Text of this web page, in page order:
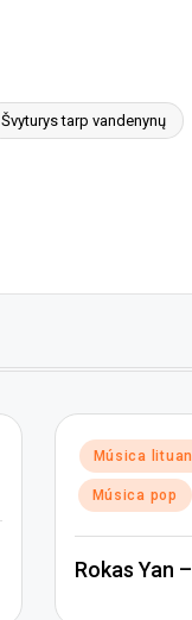
Švyturys tarp vandenynų
Posted
in
Música
Música pop
Rokas Yan